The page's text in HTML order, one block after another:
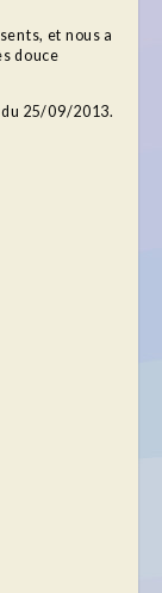
et nous a
douce
25/09/2013.